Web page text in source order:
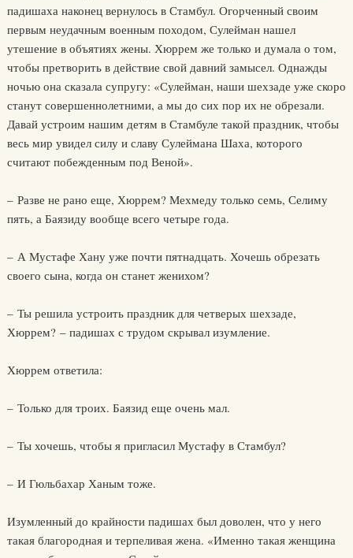
падишаха наконец вернулось в Стамбул. Огорченный своим
первым неудачным военным походом, Сулейман нашел
утешение в объятиях жены. Хюррем же только и думала о том,
чтобы претворить в действие свой давний замысел. Однажды
ночью она сказала супругу: «Сулейман, наши шехзаде уже скоро
станут совершеннолетними, а мы до сих пор их не обрезали.
Давай устроим нашим детям в Стамбуле такой праздник, чтобы
весь мир увидел силу и славу Сулеймана Шаха, которого
считают побежденным под Веной».
– Разве не рано еще, Хюррем? Мехмеду только семь, Селиму
пять, а Баязиду вообще всего четыре года.
– А Мустафе Хану уже почти пятнадцать. Хочешь обрезать
своего сына, когда он станет женихом?
– Ты решила устроить праздник для четверых шехзаде,
Хюррем? – падишах с трудом скрывал изумление.
Хюррем ответила:
– Только для троих. Баязид еще очень мал.
– Ты хочешь, чтобы я пригласил Мустафу в Стамбул?
– И Гюльбахар Ханым тоже.
Изумленный до крайности падишах был доволен, что у него
такая благородная и терпеливая жена. «Именно такая женщина